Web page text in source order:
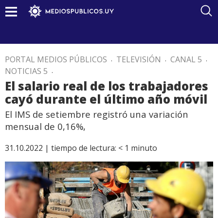
PORTAL MEDIOS PÚBLICOS . TELEVISIÓN . CANAL 5 .
NOTICIAS 5 .
El salario real de los trabajadores
cayó durante el último año móvil
El IMS de setiembre registró una variación
mensual de 0,16%,
31.10.2022 | tiempo de lectura: < 1 minuto